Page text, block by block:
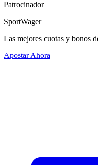
Patrocinador
SportWager
Las mejores cuotas y bonos
Apostar Ahora